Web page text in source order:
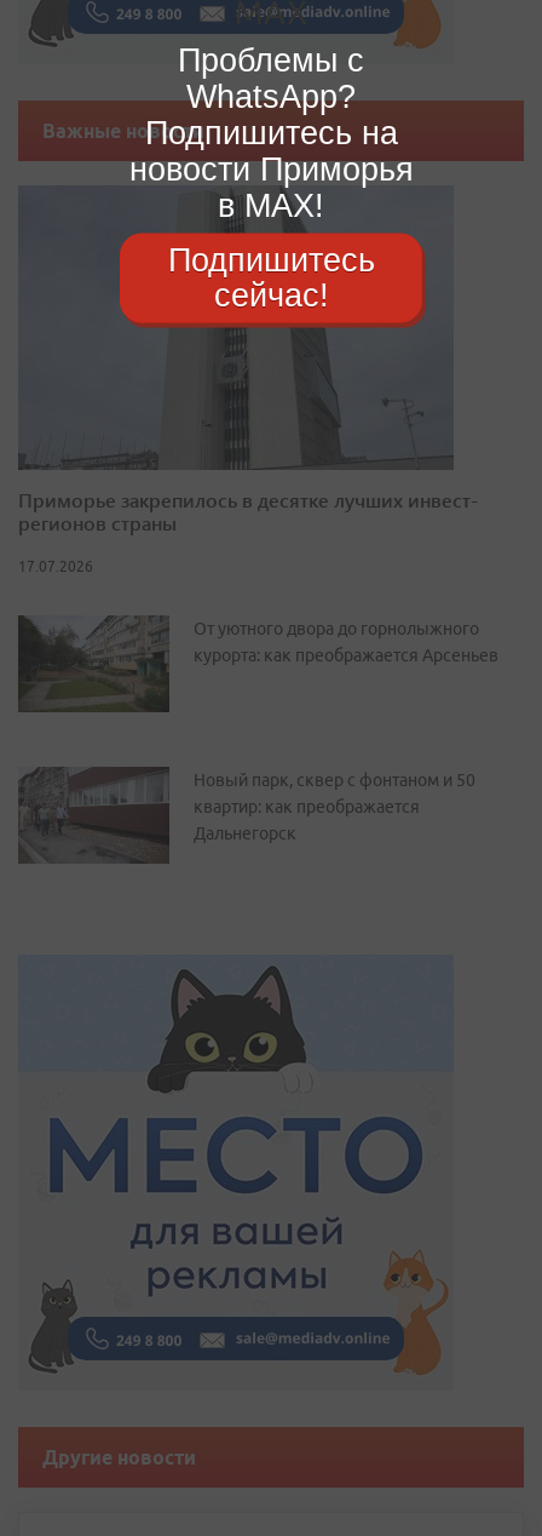
Важные новости
Приморье закрепилось в десятке лучших инвест-
регионов страны
17.07.2026
От уютного двора до горнолыжного
курорта: как преображается Арсеньев
Новый парк, сквер с фонтаном и 50
квартир: как преображается
Дальнегорск
Другие новости
Проблемы с
WhatsApp?
Подпишитесь на
новости Приморья
в MAX!
Подпишитесь
сейчас!